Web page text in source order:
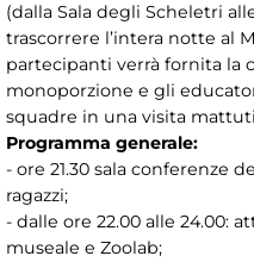
(dalla Sala degli Scheletri
trascorrere l’intera notte al
partecipanti verrà fornita la
monoporzione e gli
squadre in una visita
Programma generale:
- ore 21.30 sala conferenze
ragazzi;
- dalle ore 22.00 alle 24.00:
museale e Zoolab;